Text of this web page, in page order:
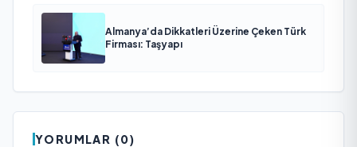
Almanya’da Dikkatleri Üzerine Çeken Türk
Firması: Taşyapı
YORUMLAR (0)